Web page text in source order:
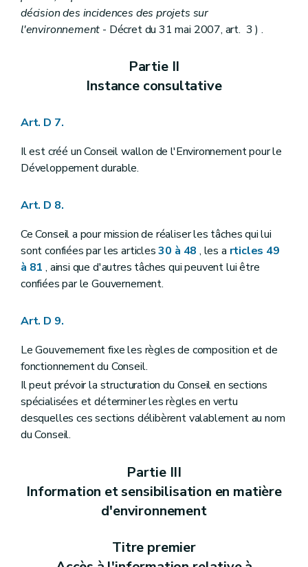
Art. R41-2
Art. R41-3
Art. R41-4
De l'avis d'enquête publique
Chapitre III Des incidences transfrontières
Art. R41-10
Chapitre V Publicité relative à la décision
Art. R41-14
Art. R41-15
Art. R41-16
Partie IV Planification environnementale dans le cadre du développement durable
Art. R 42
Art. R 45
Chapitre premier Définitions
Art. R 46
Chapitre II Système d'évaluation des incidences des plans et programmes sur l'environnement
Art. R 47
Section première L'enquête publique
Art. R 48
Art. R 49
Section 2
Système d'évaluation des incidences des projets sur l'environnement
Art. R 52
Art. R 54
Art. R 55
Section 2
Projets soumis à étude d'incidences
décision des incidences des projets sur
l'environnement - Décret du 31 mai 2007, art. 3 ) .
Partie II
Instance consultative
Art. D 7.
Il est créé un Conseil wallon de l'Environnement pour le
Développement durable.
Art. D 8.
Ce Conseil a pour mission de réaliser les tâches qui lui
sont confiées par les articles30 à 48 , les a rticles 49
à 81 , ainsi que d'autres tâches qui peuvent lui être
confiées par le Gouvernement.
Art. D 9.
Le Gouvernement fixe les règles de composition et de
fonctionnement du Conseil.
Il peut prévoir la structuration du Conseil en sections
spécialisées et déterminer les règles en vertu
desquelles ces sections délibèrent valablement au nom
du Conseil.
Partie III
Information et sensibilisation en matière
d'environnement
Titre premier